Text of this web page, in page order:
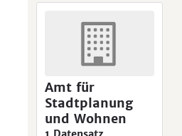
Amt für
Stadtplanung
und Wohnen